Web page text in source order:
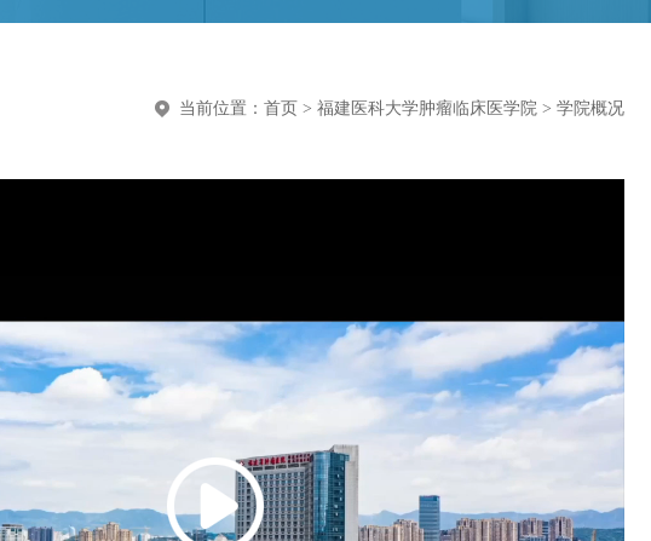
当前位置： 首页 > 福建医科大学肿瘤临床医学院 > 学院概况